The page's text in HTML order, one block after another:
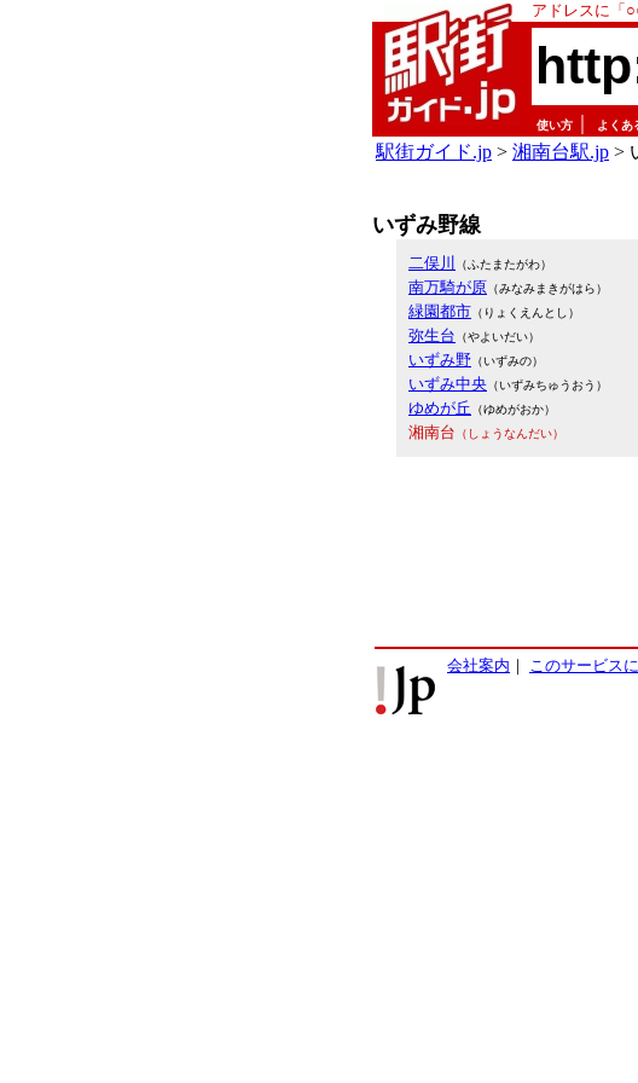
アドレスに「
使い方 よくあ
駅街ガイド.jp > 湘南台駅.jp >
いずみ野線
二俣川 （ふたまたがわ）
南万騎が原 （みなみまきがはら）
緑園都市 （りょくえんとし）
弥生台 （やよいだい）
いずみ野 （いずみの）
いずみ中央 （いずみちゅうおう）
ゆめが丘 （ゆめがおか）
湘南台 （しょうなんだい）
会社案内 ｜ このサービス